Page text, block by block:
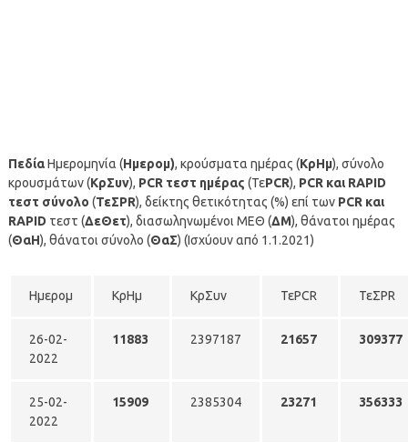
ΠεδίαΗμερομηνία (Ημερομ), κρούσματα ημέρας (ΚρΗμ), σύνολο
κρουσμάτων (ΚρΣυν), PCR τεστ ημέρας (ΤεPCR), PCR και RAPID
τεστ σύνολο (ΤεΣPR), δείκτης θετικότητας (%) επί των PCR και
RAPID τεστ (ΔεΘετ), διασωληνωμένοι ΜΕΘ (ΔΜ), θάνατοι ημέρας
(ΘαΗ), θάνατοι σύνολο (ΘαΣ) (Ισχύουν από 1.1.2021)
Ημερομ ΚρΗμ ΚρΣυν ΤεPCR ΤεΣPR
26-02-
2022
11883 2397187 21657 309377
25-02-
2022
15909 2385304 23271 356333